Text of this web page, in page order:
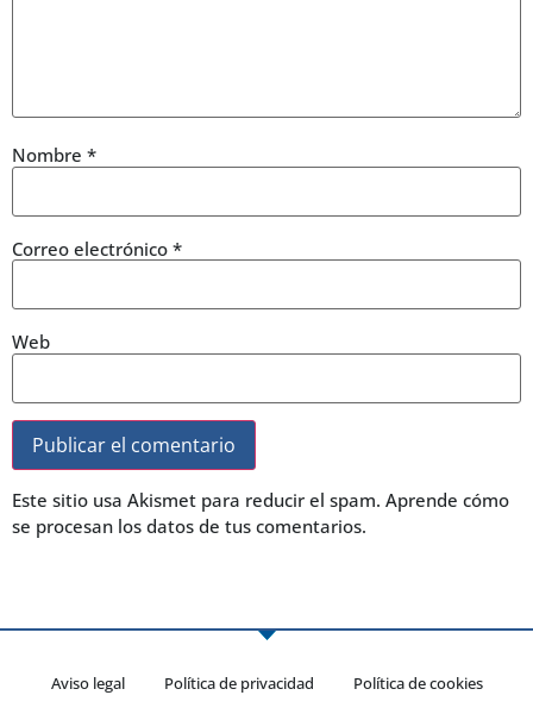
Nombre *
Correo electrónico *
Web
Este sitio usa Akismet para reducir el spam. Aprende cómo
se procesan los datos de tus comentarios.
Aviso legal Política de privacidad Política de cookies